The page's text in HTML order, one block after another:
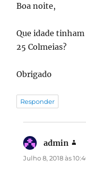
Boa noite,
Que idade tinham
25 Colmeias?
Obrigado
Responder
admin
Julho 8, 2018 às